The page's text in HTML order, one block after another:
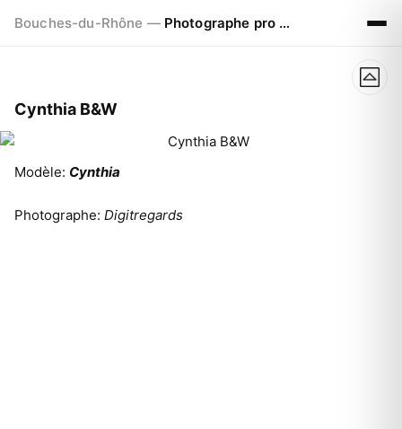
Bouches-du-Rhône — Photographe pro à Marseille - Aix - Avignon
Cynthia B&W
Modèle: Cynthia
Photographe: Digitregards